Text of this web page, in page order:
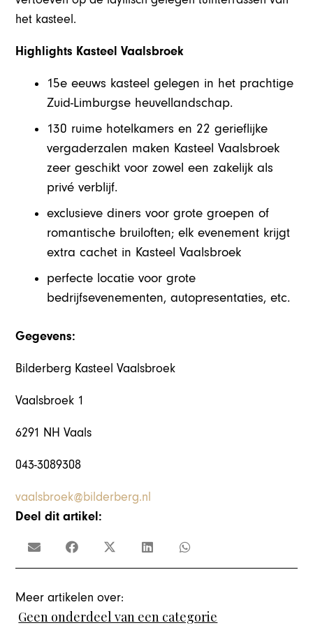
het kasteel.
Highlights Kasteel Vaalsbroek
15e eeuws kasteel gelegen in het prachtige
Zuid-Limburgse heuvellandschap.
130 ruime hotelkamers en 22 gerieflijke
vergaderzalen maken Kasteel Vaalsbroek
zeer geschikt voor zowel een zakelijk als
privé verblijf.
exclusieve diners voor grote groepen of
romantische bruiloften; elk evenement krijgt
extra cachet in Kasteel Vaalsbroek
perfecte locatie voor grote
bedrijfsevenementen, autopresentaties, etc.
Gegevens:
Bilderberg Kasteel Vaalsbroek
Vaalsbroek 1
6291 NH Vaals
043-3089308
vaalsbroek@bilderberg.nl
Deel dit artikel:
Meer artikelen over:
Geen onderdeel van een categorie